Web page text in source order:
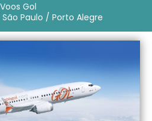
Voos Gol
Paulo / Porto Alegre